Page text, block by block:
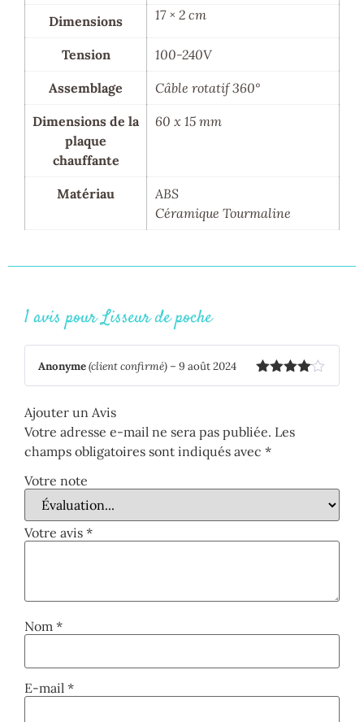
Dimensions 17 × 2 cm
Tension 100-240V
Assemblage Câble rotatif 360°
Dimensions de la
plaque
chauffante
60 x 15 mm
Matériau
ABS
Céramique Tourmaline
1 avis pourLisseur de poche
Note4
Anonyme(client confirmé) – 9 août 2024
Ajouter un Avis
Votre adresse e-mail ne sera pas publiée. Les
champs obligatoires sont indiqués avec *
Votre note
Votre avis *
Nom *
E-mail *